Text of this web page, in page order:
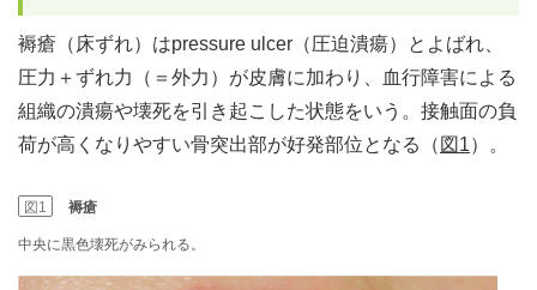
褥瘡（床ずれ）はpressure ulcer（圧迫潰瘍）とよばれ、
圧力＋ずれ力（＝外力）が皮膚に加わり、血行障害による
組織の潰瘍や壊死を引き起こした状態をいう。接触面の負
荷が高くなりやすい骨突出部が好発部位となる（ 図1）。
図1 褥瘡
中央に黒色壊死がみられる。